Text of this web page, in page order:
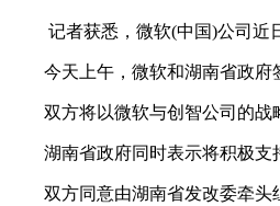
记者获悉，微软(中国)公司近日
今天上午，微软和湖南省政府签
双方将以微软与创智公司的战略
湖南省政府同时表示将积极支持
双方同意由湖南省发改委牵头组